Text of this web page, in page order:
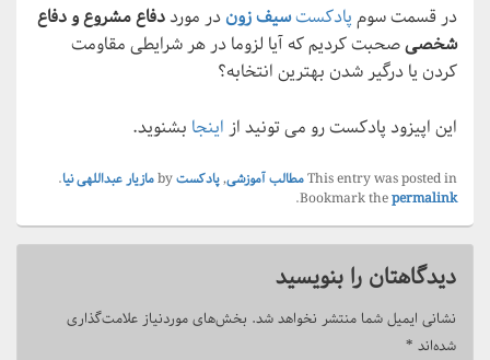
در قسمت سومپادکستسیف زوندر مورددفاع مشروع و دفاع
شخصیصحبت کردیم که آیا لزوما در هر شرایطی مقاومت
کردن یا درگیر شدن بهترین انتخابه؟
این اپیزود پادکست رو می تونید ازاینجا بشنوید.
This entry was posted inمطالب آموزشی,پادکست مازیار عبداللهی نیا.
Bookmark thepermalink
.
دیدگاهتان را بنویسید
نشانی ایمیل شما منتشر نخواهد شد. بخش‌های موردنیاز علامت‌گذاری
شده‌اند *